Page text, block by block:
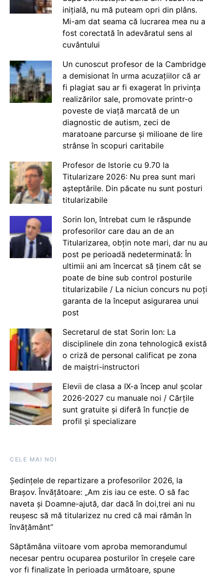
inițială, nu mă puteam opri din plâns.
Mi-am dat seama că lucrarea mea nu a
fost corectată în adevăratul sens al
cuvântului
Un cunoscut profesor de la Cambridge
a demisionat în urma acuzațiilor că ar
fi plagiat sau ar fi exagerat în privința
realizărilor sale, promovate printr-o
poveste de viață marcată de un
diagnostic de autism, zeci de
maratoane parcurse și milioane de lire
strânse în scopuri caritabile
Profesor de Istorie cu 9.70 la
Titularizare 2026: Nu prea sunt mari
așteptările. Din păcate nu sunt posturi
titularizabile
Sorin Ion, întrebat cum le răspunde
profesorilor care dau an de an
Titularizarea, obțin note mari, dar nu au
post pe perioadă nedeterminată: În
ultimii ani am încercat să ținem cât se
poate de bine sub control posturile
titularizabile / La niciun concurs nu poți
garanta de la început asigurarea unui
post
Secretarul de stat Sorin Ion: La
disciplinele din zona tehnologică există
o criză de personal calificat pe zona
de maiștri-instructori
Elevii de clasa a IX-a încep anul școlar
2026-2027 cu manuale noi / Cărțile
sunt gratuite și diferă în funcție de
profil și specializare
CELE MAI NOI
Ședințele de repartizare a profesorilor 2026, la
Brașov. Învățătoare: „Am zis iau ce este. O să fac
naveta și Doamne-ajută, dar dacă în doi,trei ani nu
reușesc să mă titularizez nu cred că mai rămân în
învățământ”
Săptămâna viitoare vom aproba memorandumul
necesar pentru ocuparea posturilor în creșele care
vor fi finalizate în perioada următoare, spune